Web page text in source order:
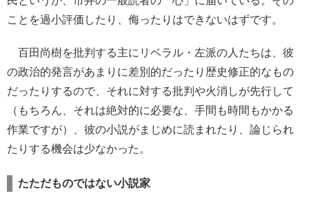
ことを過小評価したり、侮ったりはできないはずです。
百田尚樹を批判する主にリベラル・左派の人たちは、彼
の政治的発言があまりに差別的だったり歴史修正的なもの
だったりするので、それに対する批判や火消しが先行して
（もちろん、それは絶対的に必要な、手間も時間もかかる
作業ですが）、彼の小説がまじめに読まれたり、論じられ
たりする機会は少なかった。
たただものではない小説家